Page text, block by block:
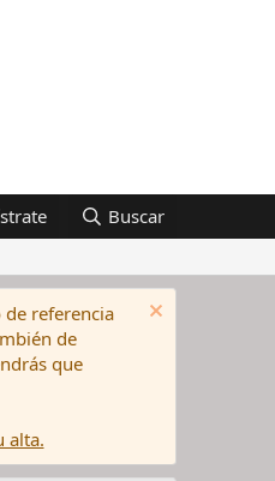
Buscar
de referencia
de
que
alta.